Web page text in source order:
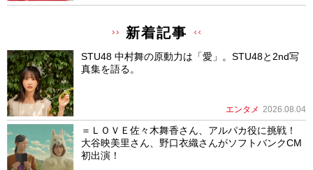
新着記事
STU48 中村舞の原動力は「愛」。STU48と2nd写
真集を語る。
エンタメ 2026.08.04
＝ＬＯＶＥ佐々木舞香さん、アルパカ役に挑戦！
大谷映美里さん、野口衣織さんがソフトバンクCM
初出演！